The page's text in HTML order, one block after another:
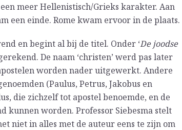
meer Hellenistisch/Grieks karakter. Aan
een einde. Rome kwam ervoor in de plaats.
en begint al bij de titel. Onder ‘De joodse
De naam ‘christen’ werd pas later
worden nader uitgewerkt. Andere
(Paulus, Petrus, Jakobus en
die zichzelf tot apostel benoemde, en de
kunnen worden. Professor Siebesma stelt
niet in alles met de auteur eens te zijn om